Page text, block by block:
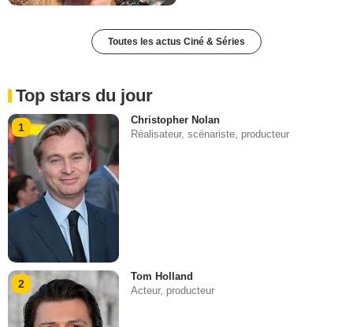
Toutes les actus Ciné & Séries
Top stars du jour
1
Christopher Nolan
Réalisateur, scénariste, producteur
2
Tom Holland
Acteur, producteur